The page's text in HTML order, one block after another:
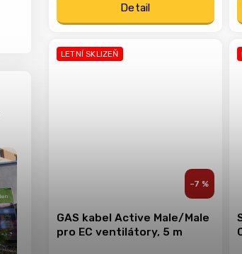
Detail
LETNÍ SKLIZEŇ
–7 %
GAS kabel Active Male/Male
pro EC ventilátory, 5 m